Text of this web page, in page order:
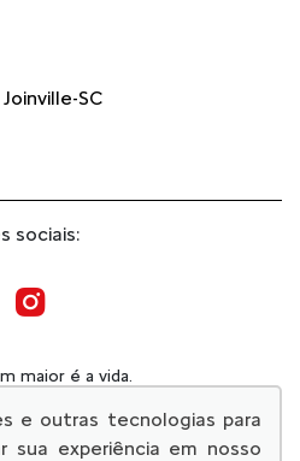
SC
sociais:
maior é a vida.
e outras tecnologias para
sua experiência em nosso